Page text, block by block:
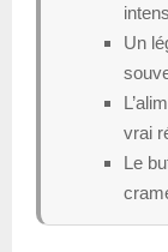
Un
vrai
Le